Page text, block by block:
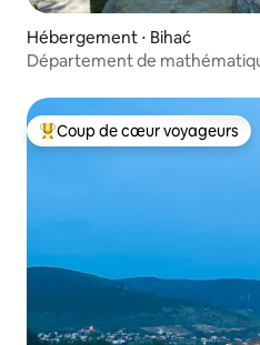
Hébergement ⋅ Bihać
Département de
Coups de cœur voyageurs les
Coup de cœur voyageurs